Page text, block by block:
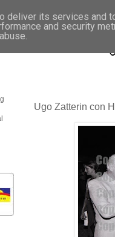
Ugo Zatterin con
its services and
and security